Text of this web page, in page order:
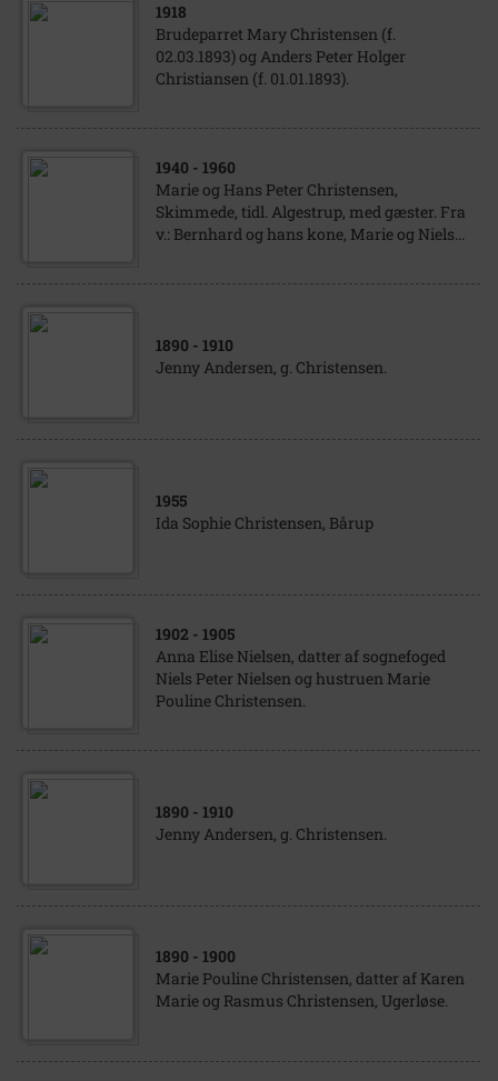
1918
Brudeparret Mary Christensen (f.
02.03.1893) og Anders Peter Holger
Christiansen (f. 01.01.1893).
1940 - 1960
Marie og Hans Peter Christensen,
Skimmede, tidl. Algestrup, med gæster. Fra
v.: Bernhard og hans kone, Marie og Niels...
1890 - 1910
Jenny Andersen, g. Christensen.
1955
Ida Sophie Christensen, Bårup
1902 - 1905
Anna Elise Nielsen, datter af sognefoged
Niels Peter Nielsen og hustruen Marie
Pouline Christensen.
1890 - 1910
Jenny Andersen, g. Christensen.
1890 - 1900
Marie Pouline Christensen, datter af Karen
Marie og Rasmus Christensen, Ugerløse.